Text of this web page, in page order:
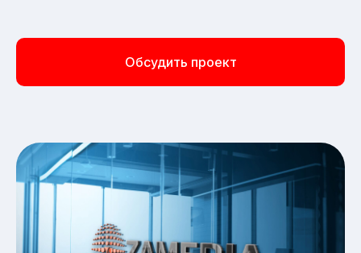
Обсудить проект